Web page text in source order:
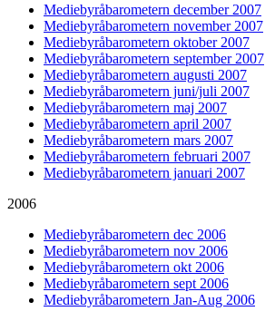
Mediebyråbarometern december 2007
Mediebyråbarometern november 2007
Mediebyråbarometern oktober 2007
Mediebyråbarometern september 2007
Mediebyråbarometern augusti 2007
Mediebyråbarometern juni/juli 2007
Mediebyråbarometern maj 2007
Mediebyråbarometern april 2007
Mediebyråbarometern mars 2007
Mediebyråbarometern februari 2007
Mediebyråbarometern januari 2007
2006
Mediebyråbarometern dec 2006
Mediebyråbarometern nov 2006
Mediebyråbarometern okt 2006
Mediebyråbarometern sept 2006
Mediebyråbarometern Jan-Aug 2006